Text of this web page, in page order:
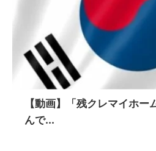
【動画】「残クレマイホー
んで...